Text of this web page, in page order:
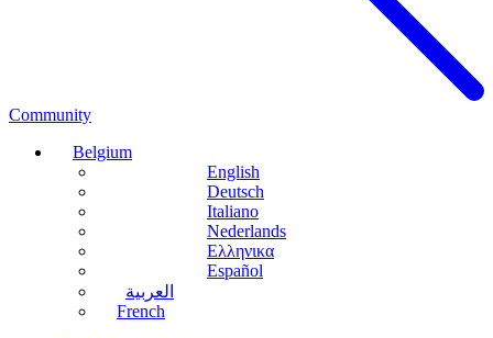
Community
Belgium
English
Deutsch
Italiano
Nederlands
Ελληνικα
Español
العربية
French